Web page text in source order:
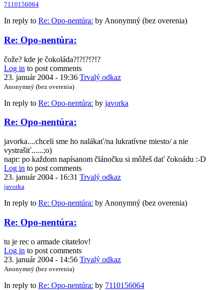
7110156064
In reply to Re: Opo-nentúra: by Anonymný (bez overenia)
Re: Opo-nentúra:
čože? kde je čokoláda?!?!?!?!?
Log in to post comments
23. január 2004 - 19:36 Trvalý odkaz
Anonymný (bez overenia)
In reply to Re: Opo-nentúra: by javorka
Re: Opo-nentúra:
javorka....chceli sme ho nalákať/na lukratívne miesto/ a nie
vystrašiť......;o)
napr: po každom napísanom článočku si môžeš dať čokoádu :-D
Log in to post comments
23. január 2004 - 16:31 Trvalý odkaz
javorka
In reply to Re: Opo-nentúra: by Anonymný (bez overenia)
Re: Opo-nentúra:
tu je rec o armade citatelov!
Log in to post comments
23. január 2004 - 14:56 Trvalý odkaz
Anonymný (bez overenia)
In reply to Re: Opo-nentúra: by 7110156064